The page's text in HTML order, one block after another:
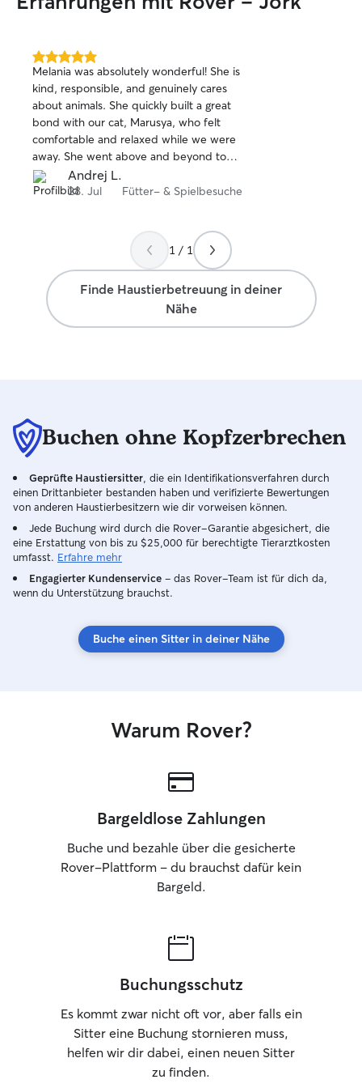
5.0
von
5
Sternen
Melania was absolutely wonderful! She is
kind, responsible, and genuinely cares
about animals. She quickly built a great
bond with our cat, Marusya, who felt
comfortable and relaxed while we were
away. She went above and beyond to
make sure Marusya was happy and well
cared for, paying attention to every little
Melania to anyone looking for an
exceptional pet sitter. Thank you so
much!
Andrej L.
28. Jul Fütter- & Spielbesuche
1 / 1
Finde Haustierbetreuung in deiner
Nähe
Buchen ohne Kopfzerbrechen
Geprüfte Haustiersitter , die ein Identifikationsverfahren durch
einen Drittanbieter bestanden haben und verifizierte Bewertungen
von anderen Haustierbesitzern wie dir vorweisen können.
Jede Buchung wird durch die Rover-Garantie abgesichert, die
eine Erstattung von bis zu $25,000 für berechtigte Tierarztkosten
umfasst. Erfahre mehr
Engagierter Kundenservice – das Rover-Team ist für dich da,
wenn du Unterstützung brauchst.
Buche einen Sitter in deiner Nähe
Warum Rover?
Bargeldlose Zahlungen
Buche und bezahle über die gesicherte
Rover-Plattform – du brauchst dafür kein
Bargeld.
Buchungsschutz
Es kommt zwar nicht oft vor, aber falls ein
Sitter eine Buchung stornieren muss,
helfen wir dir dabei, einen neuen Sitter
zu finden.